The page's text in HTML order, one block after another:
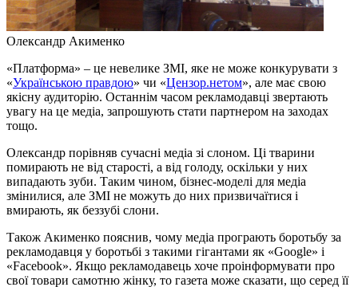
Олександр Акименко
«Платформа» – це невелике ЗМІ, яке не може конкурувати з
«Українською правдою» чи «Цензор.нетом», але має свою
якісну аудиторію. Останнім часом рекламодавці звертають
увагу на це медіа, запрошують стати партнером на заходах
тощо.
Олександр порівняв сучасні медіа зі слоном. Ці тварини
помирають не від старості, а від голоду, оскільки у них
випадають зуби. Таким чином, бізнес-моделі для медіа
змінилися, але ЗМІ не можуть до них призвичаїтися і
вмирають, як беззубі слони.
Також Акименко пояснив, чому медіа програють боротьбу за
рекламодавця у боротьбі з такими гігантами як «Google» і
«Facebook». Якщо рекламодавець хоче проінформувати про
свої товари самотню жінку, то газета може сказати, що серед її